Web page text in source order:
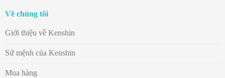
Về chúng tôi
Giới thiệu về Kenshin
Sứ mệnh của Kenshin
Mua hàng